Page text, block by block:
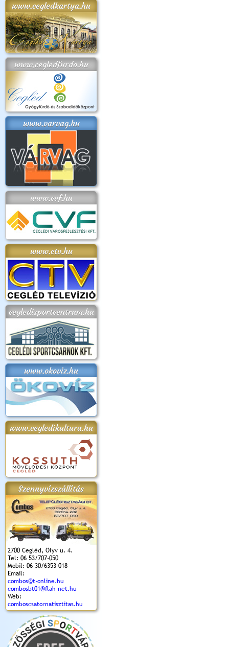
www.cegledkartya.hu
www.cegledfurdo.hu
www.varvag.hu
www.cvf.hu
www.ctv.hu
cegledisportcentrum.hu
www.okoviz.hu
www.cegledikultura.hu
Szennyvízszállítás
2700 Cegléd, Ölyv u. 4.
Tel: 06 53/707-050
Mobil: 06 30/6353-018
Email:
combos@t-online.hu
combosbt01@flah-net.hu
Web:
comboscsatornatisztitas.hu
2018.
Kossuth Toborzó
Ünnepély
Szent István Ünnepe
(2017. 08. 20.)